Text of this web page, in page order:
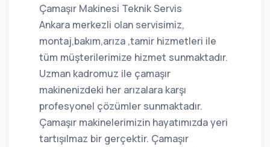
Çamaşır Makinesi Teknik Servis
Ankara merkezli olan servisimiz,
montaj,bakım,arıza ,tamir hizmetleri ile
tüm müşterilerimize hizmet sunmaktadır.
Uzman kadromuz ile çamaşır
makinenizdeki her arızalara karşı
profesyonel çözümler sunmaktadır.
Çamaşır makinelerimizin hayatımızda yeri
tartışılmaz bir gerçektir. Çamaşır